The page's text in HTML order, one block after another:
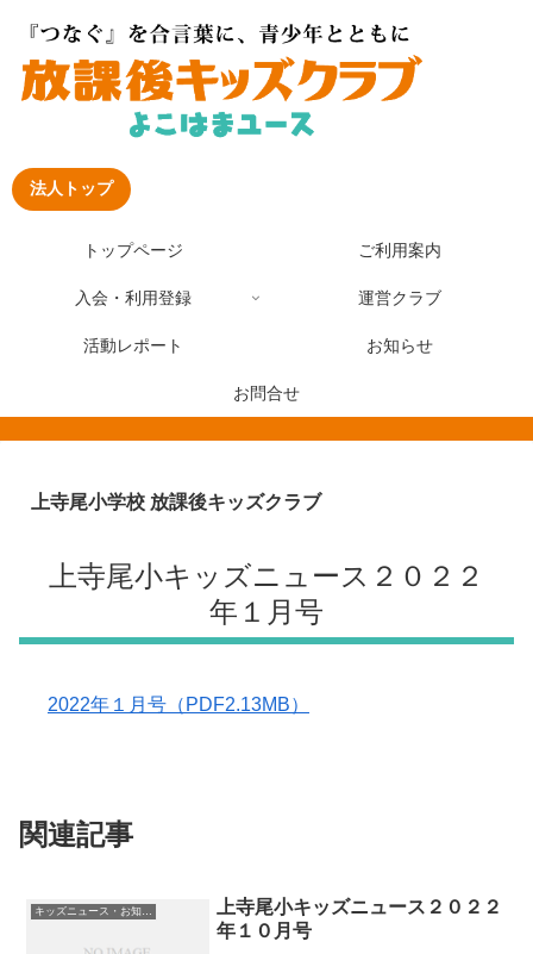
法人トップ
トップページ ご利用案内
入会・利用登録 運営クラブ
活動レポート お知らせ
お問合せ
上寺尾小学校 放課後キッズクラブ
上寺尾小キッズニュース２０２２
年１月号
2022年１月号（PDF2.13MB）
関連記事
キッズニュース・お知らせ
上寺尾小キッズニュース２０２２
年１０月号